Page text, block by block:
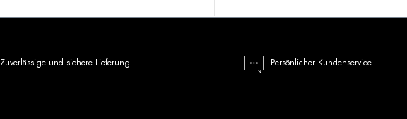
Zuverlässige und sichere Lieferung Persönlicher Kundenservice